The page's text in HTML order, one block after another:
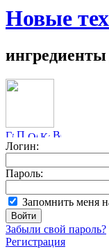
Новые
Логин:
Пароль:
Запомнить меня
Забыли свой пароль?
Регистрация